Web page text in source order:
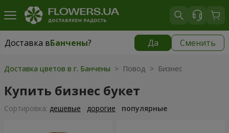
Доставка вБанчены? Да Сменить
Доставка вБанчены|
Доставка цветов в г. Банчены > Повод > Бизнес
Купить бизнес букет
Cортировка: дешевые дорогие популярные